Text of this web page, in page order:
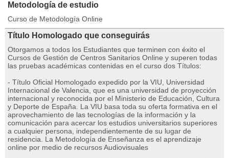
Metodología de estudio
Curso de Metodología Online
Título Homologado que conseguirás
Otorgamos a todos los Estudiantes que terminen con éxito el
Cursos de Gestión de Centros Sanitarios Online y superen todas
las pruebas académicas contenidas en el curso dos Títulos:
- Título Oficial Homologado expedido por la VIU, Universidad
Internacional de Valencia, que es una universidad de proyección
internacional y reconocida por el Ministerio de Educación, Cultura
y Deporte de España. La VIU basa toda su oferta formativa en el
aprovechamiento de las tecnologías de la información y la
comunicación para acercar los estudios universitarios superiores
a cualquier persona, independientemente de su lugar de
residencia. La Metodología de Enseñanza es el aprendizaje
online por medio de recursos Audiovisuales